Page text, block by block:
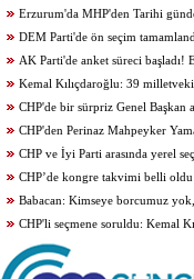
Erzurum'da MHP'den Tarihi
DEM Parti'de ön seçim
gidildiAK Parti'de anket süreci başladı!
Kemal Kılıçdaroğlu: 39
CHP'de bir sürpriz Genel Başkan
CHP'den Perinaz Mahpeyker
CHP ve İyi Parti arasında yerel
CHP’de kongre takvimi belli oldu
Babacan: Kimseye borcumuz
vekilimiz var
CHP'li seçmene soruldu: Kemal